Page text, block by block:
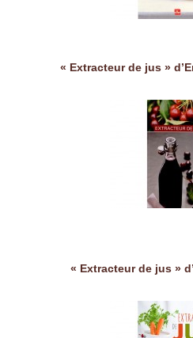
« Extracteur de jus »
« Extracteur de jus »